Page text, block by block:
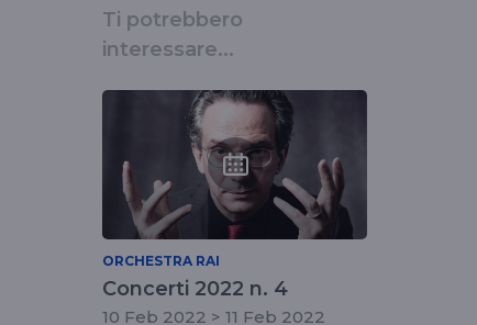
Ti potrebbero
interessare...
ORCHESTRA RAI
Concerti 2022 n. 4
10 Feb 2022 > 11 Feb 2022